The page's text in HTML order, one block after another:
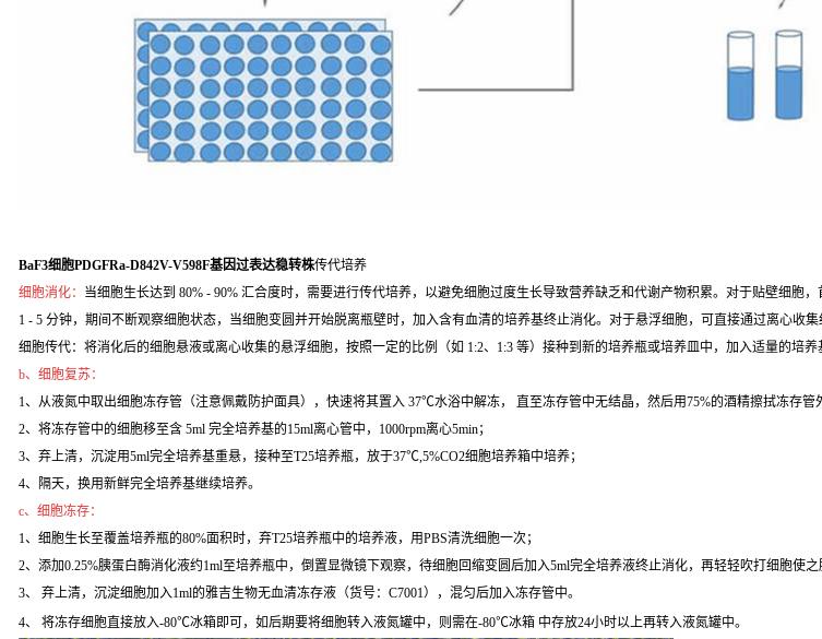
BaF3细胞PDGFRa-D842V-V598F基因过表达稳转株传代培养
细胞消化： 当细胞生长达到 80% - 90% 汇合度时，需要进行传代培养，以避免细胞过度生长导致营养缺乏和代谢产物积累。对于贴壁细
1 - 5 分钟，期间不断观察细胞状态，当细胞变圆并开始脱离瓶壁时，加入含有血清的培养基终止消化。对于悬浮细胞，可直接通过离心收
细胞传代：将消化后的细胞悬液或离心收集的悬浮细胞，按照一定的比例（如 1:2、1:3 等）接种到新的培养瓶或培养皿中，加入适量的培养
b、细胞复苏：
1、从液氮中取出细胞冻存管（注意佩戴防护面具），快速将其置入 37℃水浴中解冻， 直至冻存管中无结晶，然后用75%的酒精擦拭冻存管
2、将冻存管中的细胞移至含 5ml 完全培养基的15ml离心管中，1000rpm离心5min；
3、弃上清，沉淀用5ml完全培养基重悬，接种至T25培养瓶，放于37℃,5%CO2细胞培养箱中培养；
4、隔天，换用新鲜完全培养基继续培养。
c、细胞冻存：
1、细胞生长至覆盖培养瓶的80%面积时，弃T25培养瓶中的培养液，用PBS清洗细胞一次；
2、添加0.25%胰蛋白酶消化液约1ml至培养瓶中，倒置显微镜下观察，待细胞回缩变圆后加入5ml完全培养液终止消化，再轻轻吹打细胞使之
3、 弃上清，沉淀细胞加入1ml的雅吉生物无血清冻存液（货号：C7001），混匀后加入冻存管中。
4、 将冻存细胞直接放入-80℃冰箱即可，如后期要将细胞转入液氮罐中，则需在-80℃冰箱 中存放24小时以上再转入液氮罐中。